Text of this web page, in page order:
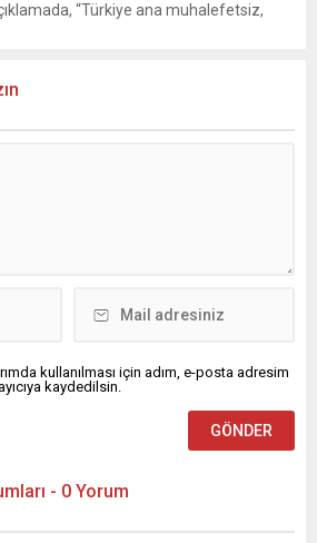
“Türkiye ana muhalefetsiz,
kullanılması için adım, e-posta adresim
kaydedilsin.
- 0 Yorum